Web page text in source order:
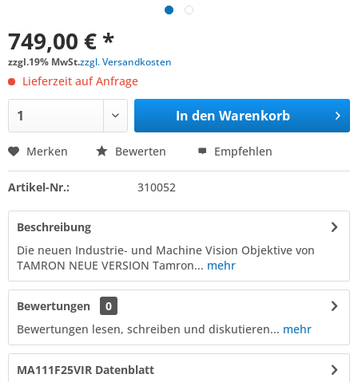
749,00 € *
zzgl.19% MwSt.zzgl. Versandkosten
Lieferzeit auf Anfrage
In den Warenkorb
Merken Bewerten Empfehlen
Artikel-Nr.: 310052
Beschreibung
Die neuen Industrie- und Machine Vision Objektive von
TAMRON NEUE VERSION Tamron... mehr
Bewertungen
0
Bewertungen lesen, schreiben und diskutieren... mehr
MA111F25VIR Datenblatt